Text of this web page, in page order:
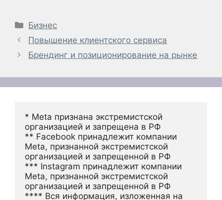
Рубрики
Бизнес
Повышение клиентского сервиса
Брендинг и позиционирование на рынке
* Meta признана экстремистской
организацией и запрещена в РФ
** Facebook принадлежит компании
Meta, признанной экстремистской
организацией и запрещенной в РФ
*** Instagram принадлежит компании
Meta, признанной экстремистской
организацией и запрещенной в РФ
**** Вся информация, изложенная на